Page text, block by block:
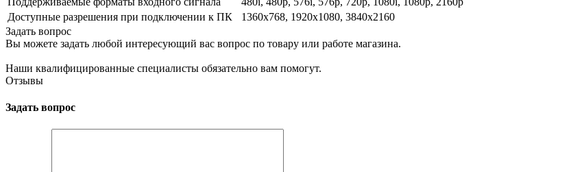
Доступные разрешения при подключении к ПК
1360x768, 1920x1080, 3840x2160
Задать вопрос
Вы можете задать любой интересующий вас вопрос по товару или работе магазина.
Наши квалифицированные специалисты обязательно вам помогут.
Отзывы
Задать вопрос